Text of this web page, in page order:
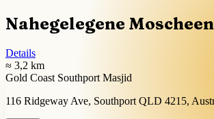
Nahegelegene Moscheen
Details
≈ 3,2 km
Gold Coast Southport Masjid
116 Ridgeway Ave, Southport QLD 4215,